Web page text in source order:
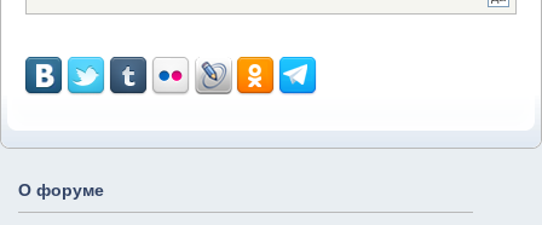
О форуме